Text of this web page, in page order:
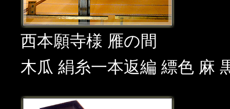
西本願寺様 雁の間
木瓜 絹糸一本返編 縹色 麻